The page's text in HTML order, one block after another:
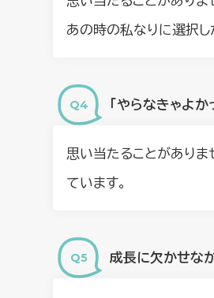
あの時の私なりに選択し
「やらなきゃよ
思い当たることがありま
ています。
成長に欠かせな